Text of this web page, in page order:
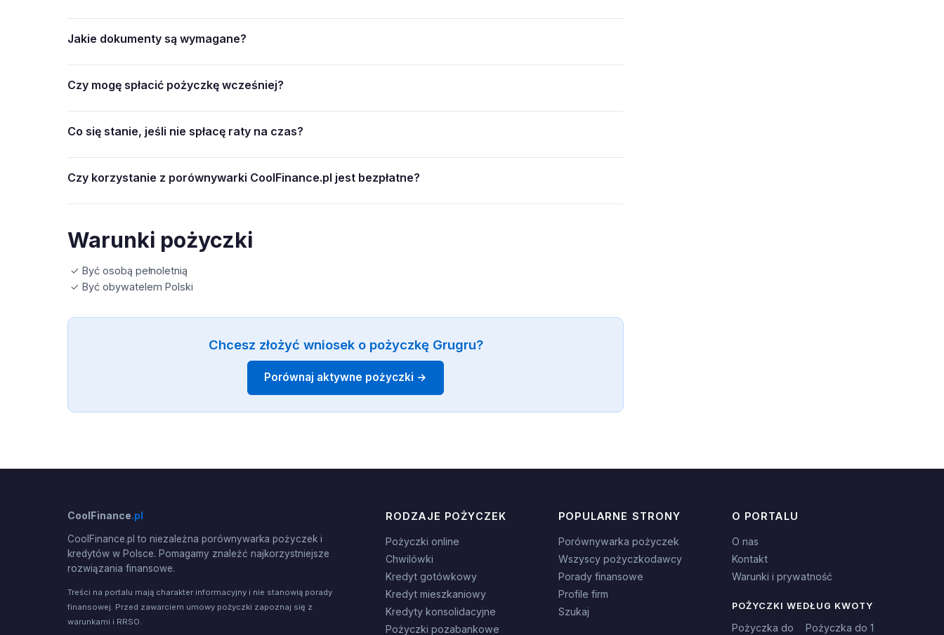
Jakie dokumenty są wymagane?
Czy mogę spłacić pożyczkę wcześniej?
Co się stanie, jeśli nie spłacę raty na czas?
Czy korzystanie z porównywarki CoolFinance.pl jest bezpłatne?
Warunki pożyczki
✓ Być osobą pełnoletnią
✓ Być obywatelem Polski
Chcesz złożyć wniosek o pożyczkę Grugru?
Porównaj aktywne pożyczki →
CoolFinance.pl
CoolFinance.pl to niezależna porównywarka pożyczek i
kredytów w Polsce. Pomagamy znaleźć najkorzystniejsze
rozwiązania finansowe.
Treści na portalu mają charakter informacyjny i nie stanowią porady
finansowej. Przed zawarciem umowy pożyczki zapoznaj się z
warunkami i RRSO.
RODZAJE POŻYCZEK
Pożyczki online
Chwilówki
Kredyt gotówkowy
Kredyt mieszkaniowy
Kredyty konsolidacyjne
Pożyczki pozabankowe
POPULARNE STRONY
Porównywarka pożyczek
Wszyscy pożyczkodawcy
Porady finansowe
Profile firm
Szukaj
O PORTALU
O nas
Kontakt
Warunki i prywatność
POŻYCZKI WEDŁUG KWOTY
Pożyczka do Pożyczka do 1